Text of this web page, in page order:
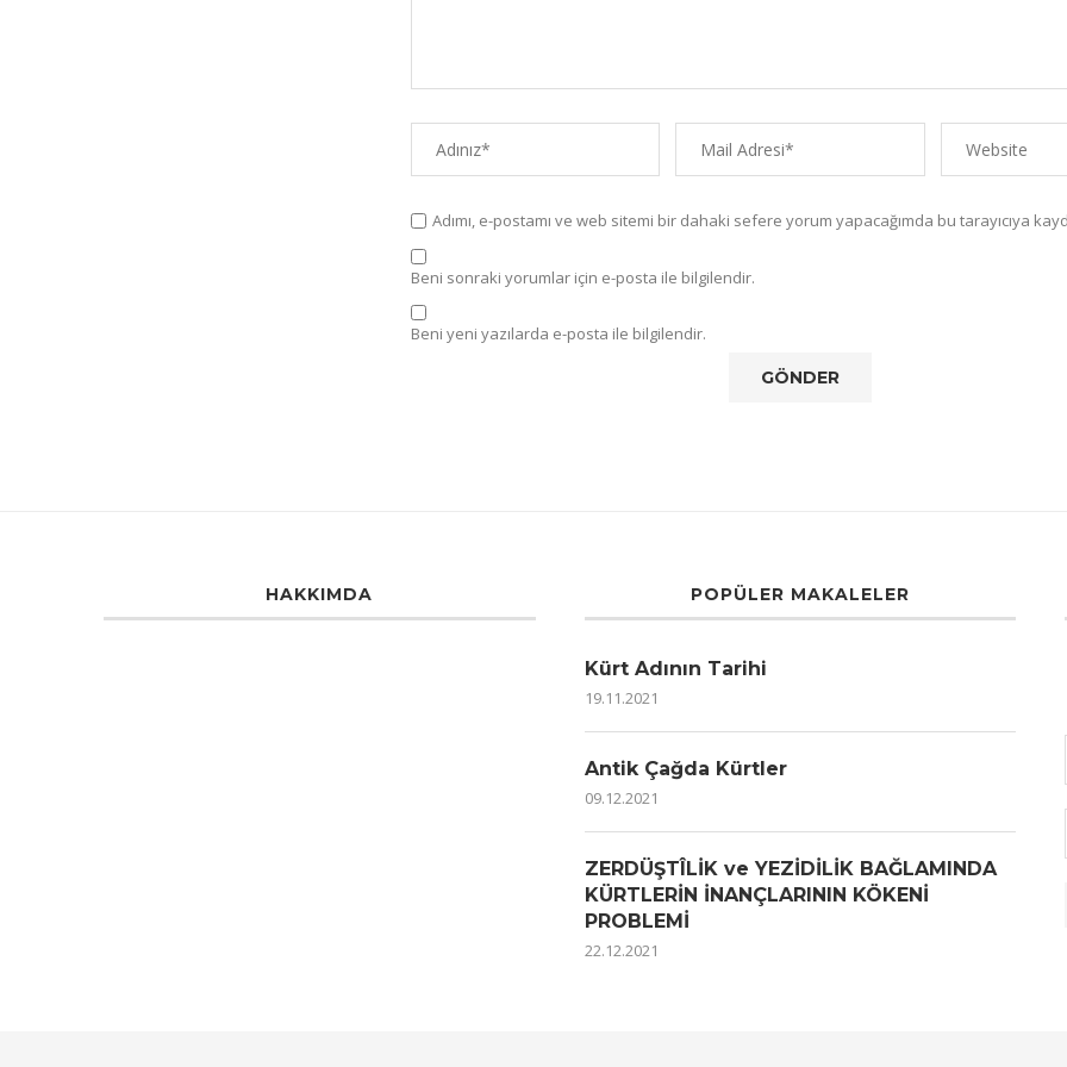
Adımı, e-postamı ve web sitemi bir dahaki sefere yorum yapacağımda bu tarayıcıya
Beni sonraki yorumlar için e-posta ile bilgilendir.
Beni yeni yazılarda e-posta ile bilgilendir.
HAKKIMDA POPÜLER MAKALELER
Kürt Adının Tarihi
19.11.2021
Antik Çağda Kürtler
09.12.2021
ZERDÜŞTÎLİK ve YEZİDİLİK BAĞLAMINDA
KÜRTLERİN İNANÇLARININ KÖKENİ
PROBLEMİ
22.12.2021